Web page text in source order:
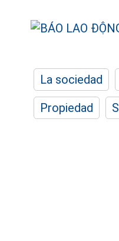
La sociedad
Propiedad